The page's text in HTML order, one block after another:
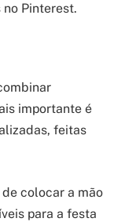
Pinterest.
importante é
feitas
colocar a mão
para a festa